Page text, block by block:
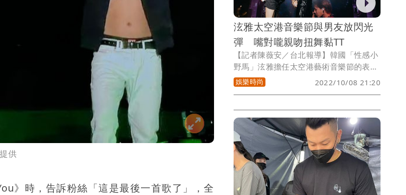
供
》時，告訴粉絲「這是最後一首歌了」，全
音樂搖起乳波浪臀。小孩心情平靜，表演
完向觀眾自我介紹後下台。
泫雅太空港音樂節與男友放閃光
彈 嘴對嚨親吻扭舞黏TT
【記者陳薇安／台北報導】韓國「性感小
野馬」泫雅擔任太空港藝術音樂節的表演
嘉賓周一晚上就與未婚夫兼師弟
DAWN（金曉鐘）飛來台隔離，獻出首次
疫計劃，今晚現身大佳河濱公園開唱，以
黑色露肚裝性感登場，演唱《I’m not
cool》揭開序幕，讓全場2萬名粉絲陷入
瘋狂。她看到滿場粉絲感動到摀住嘴巴，
眼眶含淚以中文大喊：「我好想你們！」
小倆口最後合體演出，還2度親吻放閃，
掀起全場最高潮。
娛樂時尚 2022/10/08 21:20